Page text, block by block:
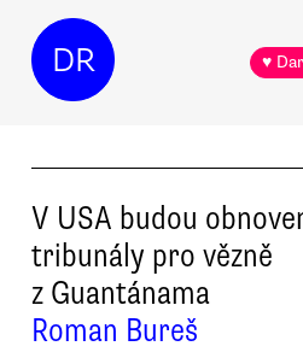
DR ♥
V USA budou
tribunály pro vězně
z Guantánama
Roman Bureš